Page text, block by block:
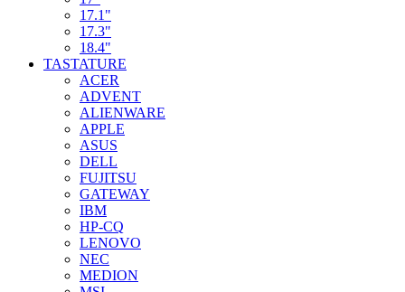
17.1"
17.3"
18.4"
TASTATURE
ACER
ADVENT
ALIENWARE
APPLE
ASUS
DELL
FUJITSU
GATEWAY
IBM
HP-CQ
LENOVO
NEC
MEDION